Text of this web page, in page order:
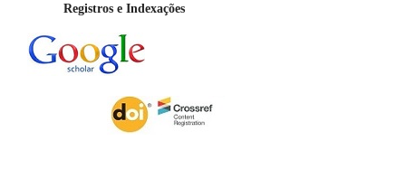
Registros e Indexações